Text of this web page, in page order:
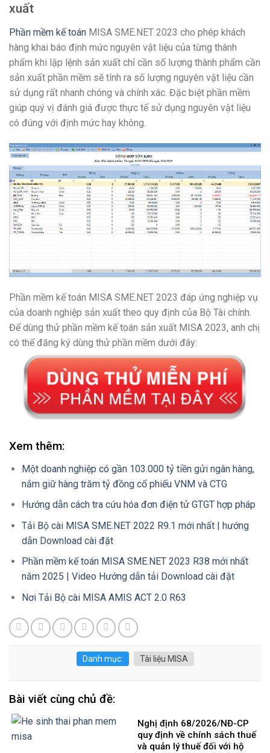
xuất
Phần mềm kế toán MISA SME.NET 2023 cho phép khách
hàng khai báo định mức nguyên vật liệu của từng thành
phẩm khi lập lệnh sản xuất chỉ cần số lượng thành phẩm cần
sản xuất phần mềm sẽ tính ra số lượng nguyên vật liệu cần
sử dụng rất nhanh chóng và chính xác. Đặc biệt phần mềm
giúp quý vị đánh giá được thực tế sử dụng nguyên vật liệu
có đúng với định mức hay không.
Phần mềm kế toán MISA SME.NET 2023 đáp ứng nghiệp vụ
của doanh nghiệp sản xuất theo quy định của Bộ Tài chính.
Để dùng thử phần mềm kế toán sản xuất MISA 2023, anh chị
có thể đăng ký dùng thử phần mềm dưới đây:
Xem thêm:
Một doanh nghiệp có gần 103.000 tỷ tiền gửi ngân hàng,
nắm giữ hàng trăm tỷ đồng cổ phiếu VNM và CTG
Hướng dẫn cách tra cứu hóa đơn điện tử GTGT hợp pháp
Tải Bộ cài MISA SME.NET 2022 R9.1 mới nhất | hướng
dẫn Download cài đặt
Phần mềm kế toán MISA SME.NET 2023 R38 mới nhất
năm 2025 | Video Hướng dẫn tải Download cài đặt
Nơi Tải Bộ cài MISA AMIS ACT 2.0 R63
Danh mục: Tài liệu MISA
Bài viết cùng chủ đề:
Nghị định 68/2026/NĐ-CP
quy định về chính sách thuế
và quản lý thuế đối với hộ